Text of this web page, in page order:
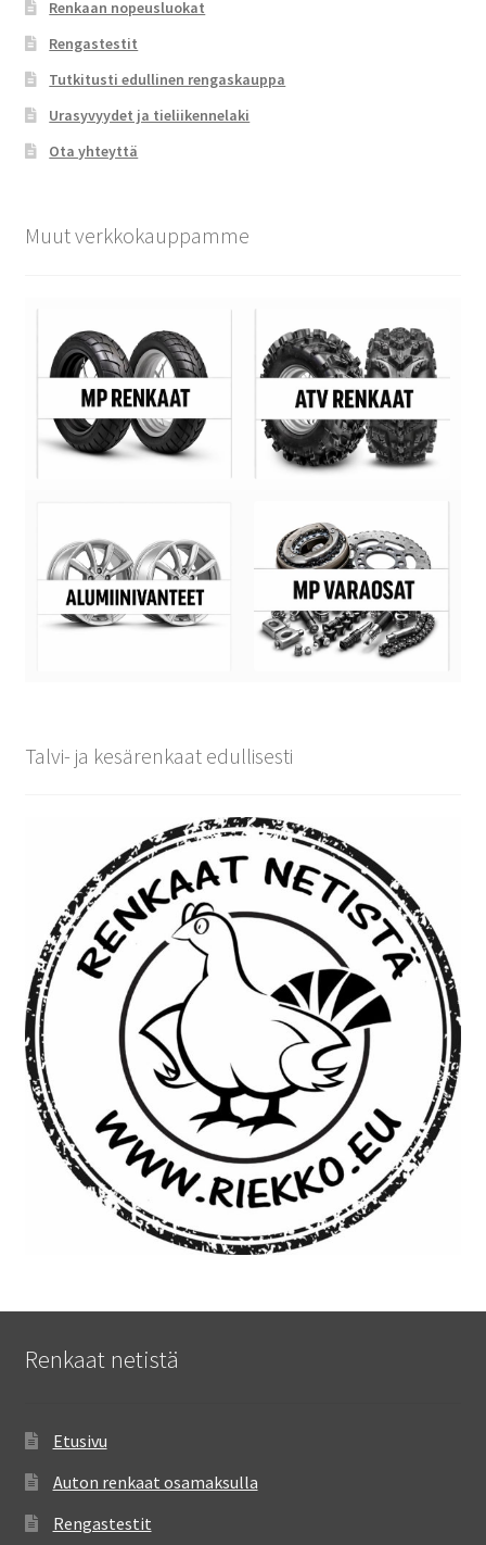
Renkaan nopeusluokat
Rengastestit
Tutkitusti edullinen rengaskauppa
Urasyvyydet ja tieliikennelaki
Ota yhteyttä
Muut verkkokauppamme
Talvi- ja kesärenkaat edullisesti
Renkaat netistä
Etusivu
Auton renkaat osamaksulla
Rengastestit